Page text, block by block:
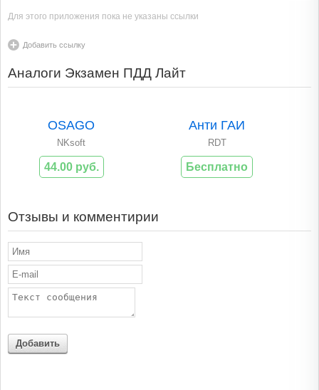
Для этого приложения пока не указаны ссылки
Добавить ссылку
Аналоги Экзамен ПДД Лайт
OSAGO
NKsoft
44.00 руб.
Анти ГАИ
RDT
Бесплатно
Отзывы и комментирии
Добавить